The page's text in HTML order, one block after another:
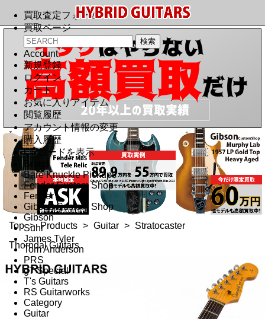
買取査定フォーム
買取ページ
Account
新規登録
ログイン
カート
お気に入りアイテム
閲覧履歴
アカウント情報の変更
購入履歴
QRコードを表示
Brand
Bare Knuckle Pickups
Fender Custom Shop
Fender
Gibson Custom Shop
Gibson
Suhr
James Tyler
Tom Anderson
PRS
g7 Special
T's Guitars
RS Guitarworks
Category
Guitar
Top > Products > Guitar > Stratocaster
Thorndal Guitars